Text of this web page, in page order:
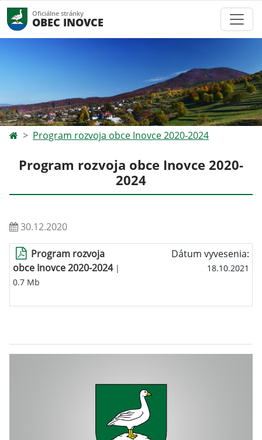
Oficiálne stránky
OBEC INOVCE
Program rozvoja obce Inovce 2020-2024
Program rozvoja obce Inovce 2020-
2024
30.12.2020
Program rozvoja
obce Inovce 2020-2024|
0.7 Mb
Dátum vyvesenia:
18.10.2021